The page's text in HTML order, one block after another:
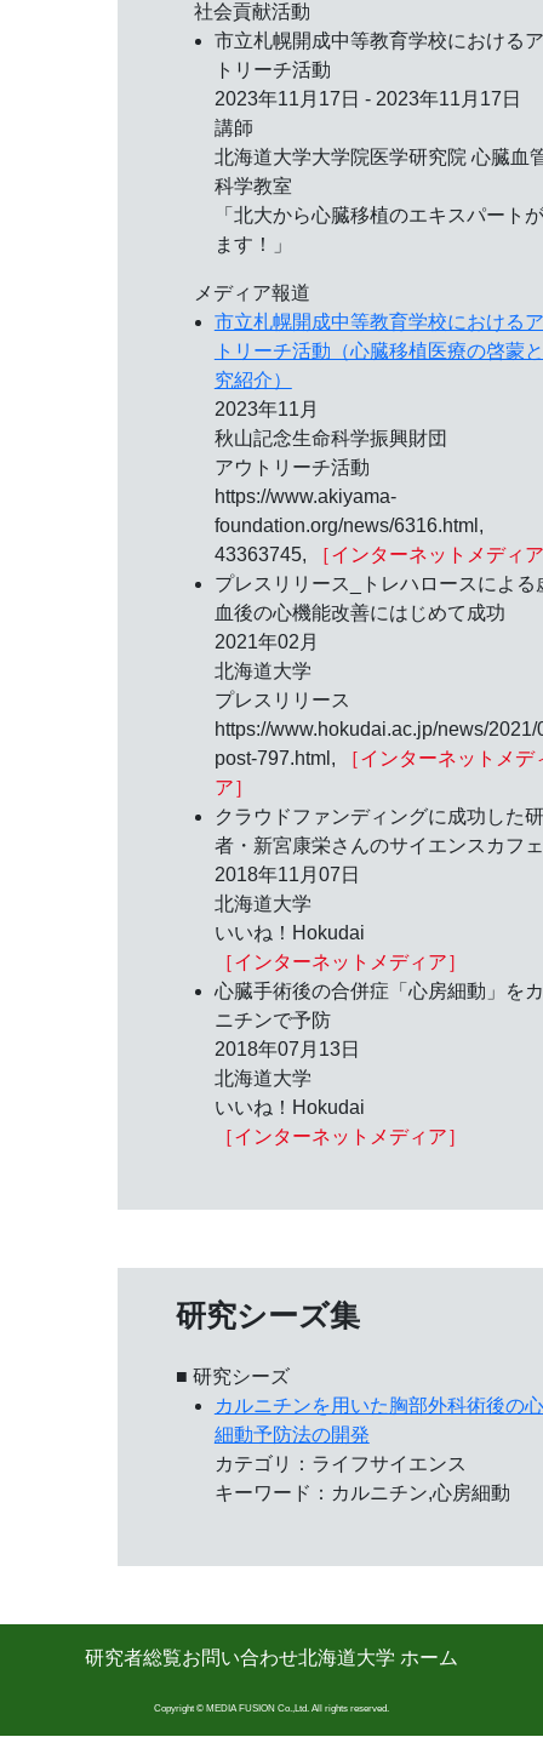
社会貢献活動
市立札幌開成中等教育学校における
トリーチ活動
2023年11月17日 - 2023年11月17日
講師
北海道大学大学院医学研究院 心臓血
科学教室
「北大から心臓移植のエキスパート
ます！」
メディア報道
市立札幌開成中等教育学校における
トリーチ活動（心臓移植医療の啓蒙
究紹介）
2023年11月
秋山記念生命科学振興財団
アウトリーチ活動
https://www.akiyama-
foundation.org/news/6316.html,
43363745,
［インターネットメディ
プレスリリース_トレハロースによる
血後の心機能改善にはじめて成功
2021年02月
北海道大学
プレスリリース
https://www.hokudai.ac.jp/news/2021/
post-797.html,
［インターネットメデ
ア］
クラウドファンディングに成功した
者・新宮康栄さんのサイエンスカフェ
2018年11月07日
北海道大学
いいね！Hokudai
［インターネットメディア］
心臓手術後の合併症「心房細動」を
ニチンで予防
2018年07月13日
北海道大学
いいね！Hokudai
［インターネットメディア］
研究シーズ集
■ 研究シーズ
カルニチンを用いた胸部外科術後の
細動予防法の開発
カテゴリ：ライフサイエンス
キーワード：カルニチン,心房細動
研究者総覧お問い合わせ北海道大学 ホーム
Copyright © MEDIA FUSION Co.,Ltd. All rights reserved.